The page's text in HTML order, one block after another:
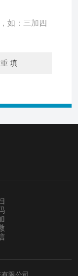
如：三加四